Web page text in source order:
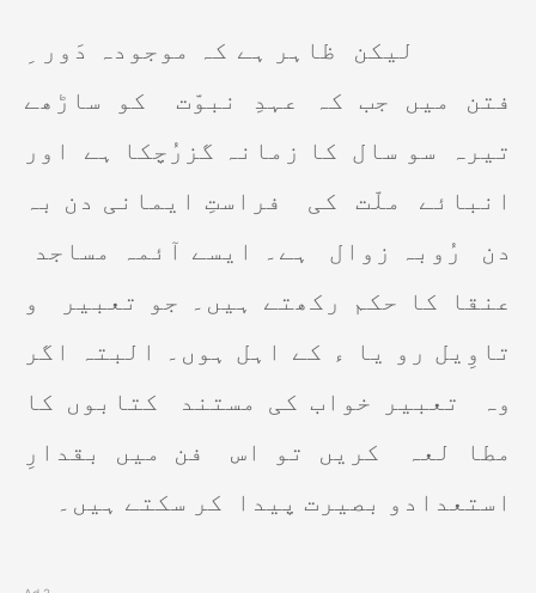
لیکن
ظاہر ہے کہ موجودہ دَور ِ
فتن میں جب کہ عہدِ نبوّت
کو ساڑھے
تیرہ
سو سال کا زمانہ گزرُچکا ہے
اور
انبائے
ملّت کی
فراستِ ایمانی دن بہ
دن
رُوبہ زوال
ہے۔ ایسے آئمہ مساجد
عنقا کا حکم رکھتے ہیں۔ جو تعبیر
و
تاوِیل رو یا ء کے اہل ہوں۔ البتہ اگر
وہ
تعبیر خواب کی مستند
کتابوں کا
مطا لعہ
کریں تو اس
فن میں بقدارِ
استعدادو بصیرت پیدا
کر سکتے ہیں۔